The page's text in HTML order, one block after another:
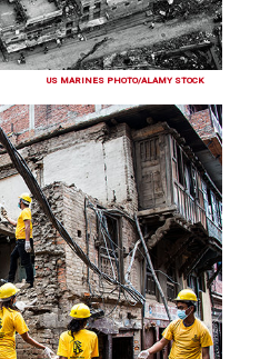
US MARINES PHOTO/ALAMY STOCK